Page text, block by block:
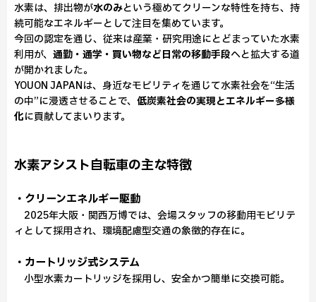
水素は、排出物が水のみという極めてクリーンな特性を持ち、持
続可能なエネルギーとして注目を集めています。
今回の認定を通じ、従来は産業・研究用途にとどまっていた水素
利用が、 通勤・通学・買い物など日常の移動手段へと拡大する道
が開かれました。
YOUON JAPANは、身近なモビリティを通じて水素社会を“生活
の中”に浸透させることで、 低炭素社会の実現とエネルギー多様
化に貢献してまいります。
水素アシスト自転車の主な特徴
・クリーンエネルギー駆動
2025年大阪・関西万博では、会場スタッフの移動用モビリテ
ィとして採用され、環境配慮型交通の象徴的存在に。
・カートリッジ式システム
小型水素カートリッジを採用し、安全かつ簡単に交換可能。